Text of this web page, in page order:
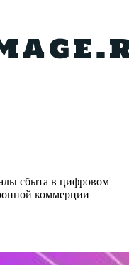
сбыта в цифровом
коммерции